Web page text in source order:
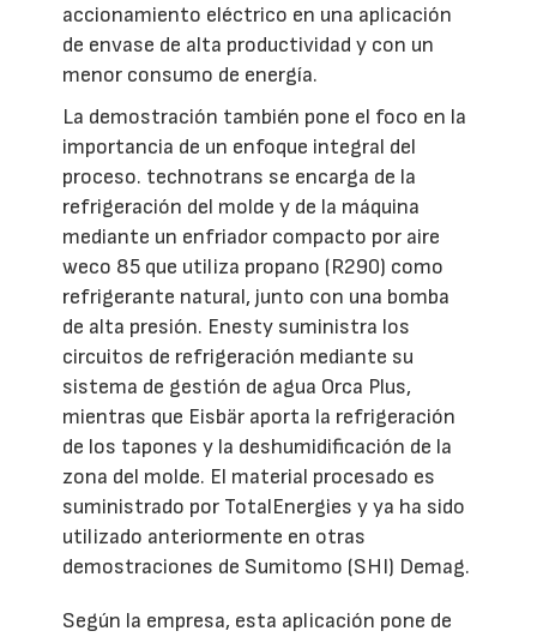
accionamiento eléctrico en una aplicación
de envase de alta productividad y con un
menor consumo de energía.
La demostración también pone el foco en la
importancia de un enfoque integral del
proceso. technotrans se encarga de la
refrigeración del molde y de la máquina
mediante un enfriador compacto por aire
weco 85 que utiliza propano (R290) como
refrigerante natural, junto con una bomba
de alta presión. Enesty suministra los
circuitos de refrigeración mediante su
sistema de gestión de agua Orca Plus,
mientras que Eisbär aporta la refrigeración
de los tapones y la deshumidificación de la
zona del molde. El material procesado es
suministrado por TotalEnergies y ya ha sido
utilizado anteriormente en otras
demostraciones de Sumitomo (SHI) Demag.
Según la empresa, esta aplicación pone de